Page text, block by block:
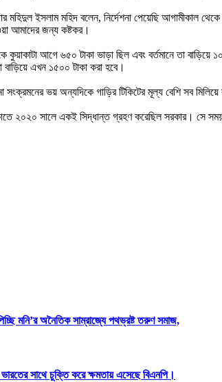
মহিদুল ইসলাম মহিদ বলেন, নির্দেশনা পেয়েছি আগামীকাল
আমাদের জন্য কষ্টকর।
কুয়াকাটা আগে ৬৫০ টাকা ভাড়া ছিল এবং বর্তমানে তা
এখন ১৫০০ টাকা করা হবে।
সংক্রমনের ভয় অন্যদিকে গাড়ির টিকিটের মূল্য বেশি সব
২০২০ সালে একই সিদ্ধান্ত গ্রহণ করেছিল সরকার। সে সময়
মনি’র অনৈতিক সাম্রাজ্যে পথভ্রষ্ট তরুণ সমাজ,
সাথে চুক্তি করে ক্ষমতায় এসেছে বিএনপি।